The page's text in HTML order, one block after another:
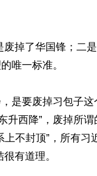
掉了华国锋；二
唯一标准。
是要废掉习包子
西降”，废掉所谓
上不封顶”，所有习
有道理。